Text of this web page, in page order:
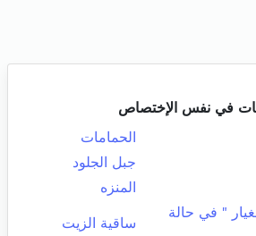
في نفس الإختصاص
الحمامات
جبل الجلود
المنزه
" في حالة
ساقية الزيت